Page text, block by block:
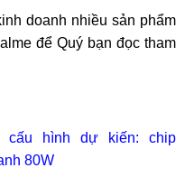
doanh nhiều sản phẩm
để Quý bạn đọc tham
cấu hình dự kiến: chip
80W